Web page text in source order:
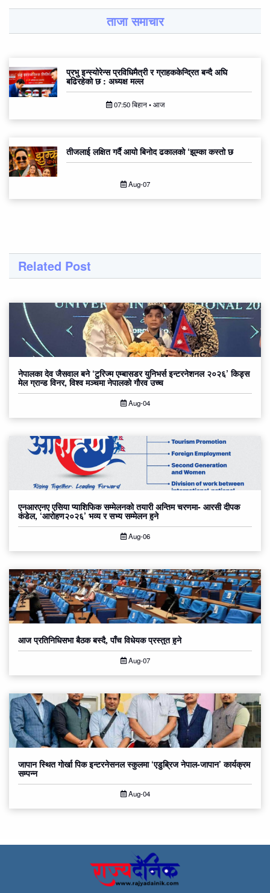
ताजा समाचार
प्रभु इन्स्योरेन्स प्रविधिमैत्री र ग्राहककेन्द्रित बन्दै अघि
बढिरहेको छ : अध्यक्ष मल्ल
07:50 बिहान • आज
तीजलाई लक्षित गर्दै आयो बिनोद ढकालको ‘झुम्का कस्तो छ
Aug-07
Related Post
नेपालका देव जैसवाल बने ‘टुरिज्म एम्बासडर युनिभर्स इन्टरनेशनल २०२६’ किड्स
मेल ग्रान्ड विनर, विश्व मञ्चमा नेपालको गौरव उच्च
Aug-04
एनआरएनए एसिया प्याशिफिक सम्मेलनको तयारी अन्तिम चरणमा- आरसी दीपक
कंडेल, ‘आरोहण२०२६’ भव्य र सभ्य सम्मेलन हुने
Aug-06
आज प्रतिनिधिसभा बैठक बस्दै, पाँच विधेयक प्रस्तुत हुने
Aug-07
जापान स्थित गोर्खा पिक इन्टरनेसनल स्कुलमा ‘एडुब्रिज नेपाल-जापान’ कार्यक्रम
सम्पन्न
Aug-04